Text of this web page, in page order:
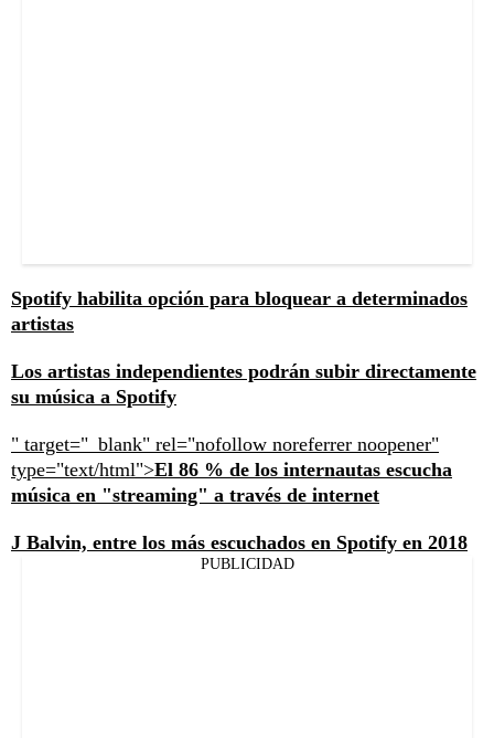
Spotify habilita opción para bloquear a determinados
artistas
Los artistas independientes podrán subir directamente
su música a Spotify
" target="_blank" rel="nofollow noreferrer noopener"
type="text/html">El 86 % de los internautas escucha
música en "streaming" a través de internet
J Balvin, entre los más escuchados en Spotify en 2018
PUBLICIDAD